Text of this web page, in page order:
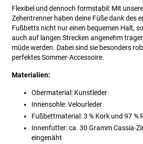
Flexibel und dennoch formstabil: Mit
Zehentrenner haben deine Füße dank des
Fußbetts nicht nur einen bequemen Halt,
auch auf langen Strecken angenehm
müde werden. Dabei sind sie besonders
perfektes Sommer-Accessoire.
Materialien:
Obermaterial: Kunstleder
Innensohle: Velourleder
Fußbettmaterial: 3 % Kork und 97 %
Innenfutter: ca. 30 Gramm Cassia-
eingenäht